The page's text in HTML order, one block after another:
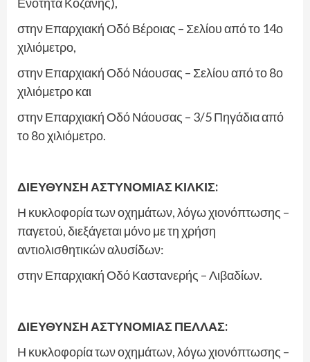
στην Επαρχιακή Οδό Βέροιας – Σελίου από το 14ο
χιλιόμετρο,
στην Επαρχιακή Οδό Νάουσας – Σελίου από το 8ο
χιλιόμετρο και
στην Επαρχιακή Οδό Νάουσας – 3/5 Πηγάδια από
το 8ο χιλιόμετρο.
ΔΙΕΥΘΥΝΣΗ ΑΣΤΥΝΟΜΙΑΣ ΚΙΛΚΙΣ:
Η κυκλοφορία των οχημάτων, λόγω χιονόπτωσης –
παγετού, διεξάγεται μόνο με τη χρήση
αντιολισθητικών αλυσίδων:
στην Επαρχιακή Οδό Καστανερής – Λιβαδίων.
ΔΙΕΥΘΥΝΣΗ ΑΣΤΥΝΟΜΙΑΣ ΠΕΛΛΑΣ:
Η κυκλοφορία των οχημάτων, λόγω χιονόπτωσης –